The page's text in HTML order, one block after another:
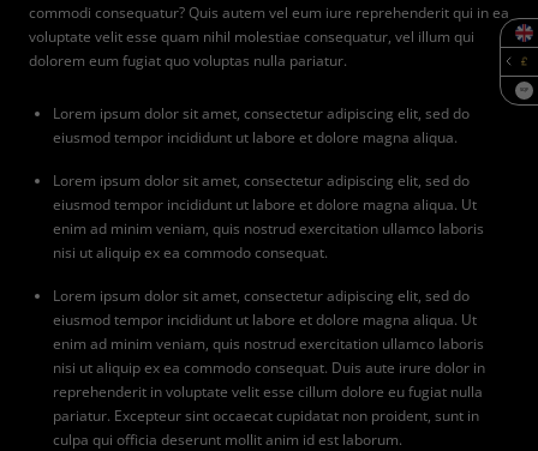
SQF
commodi consequatur? Quis autem vel eum iure reprehenderit qui in ea
voluptate velit esse quam nihil molestiae consequatur, vel illum qui
dolorem eum fugiat quo voluptas nulla pariatur.
Lorem ipsum dolor sit amet, consectetur adipiscing elit, sed do
eiusmod tempor incididunt ut labore et dolore magna aliqua.
Lorem ipsum dolor sit amet, consectetur adipiscing elit, sed do
eiusmod tempor incididunt ut labore et dolore magna aliqua. Ut
enim ad minim veniam, quis nostrud exercitation ullamco laboris
nisi ut aliquip ex ea commodo consequat.
Lorem ipsum dolor sit amet, consectetur adipiscing elit, sed do
eiusmod tempor incididunt ut labore et dolore magna aliqua. Ut
enim ad minim veniam, quis nostrud exercitation ullamco laboris
nisi ut aliquip ex ea commodo consequat. Duis aute irure dolor in
reprehenderit in voluptate velit esse cillum dolore eu fugiat nulla
pariatur. Excepteur sint occaecat cupidatat non proident, sunt in
culpa qui officia deserunt mollit anim id est laborum.